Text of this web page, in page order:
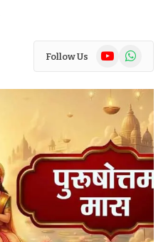
Follow Us YouTubeWhatsApp